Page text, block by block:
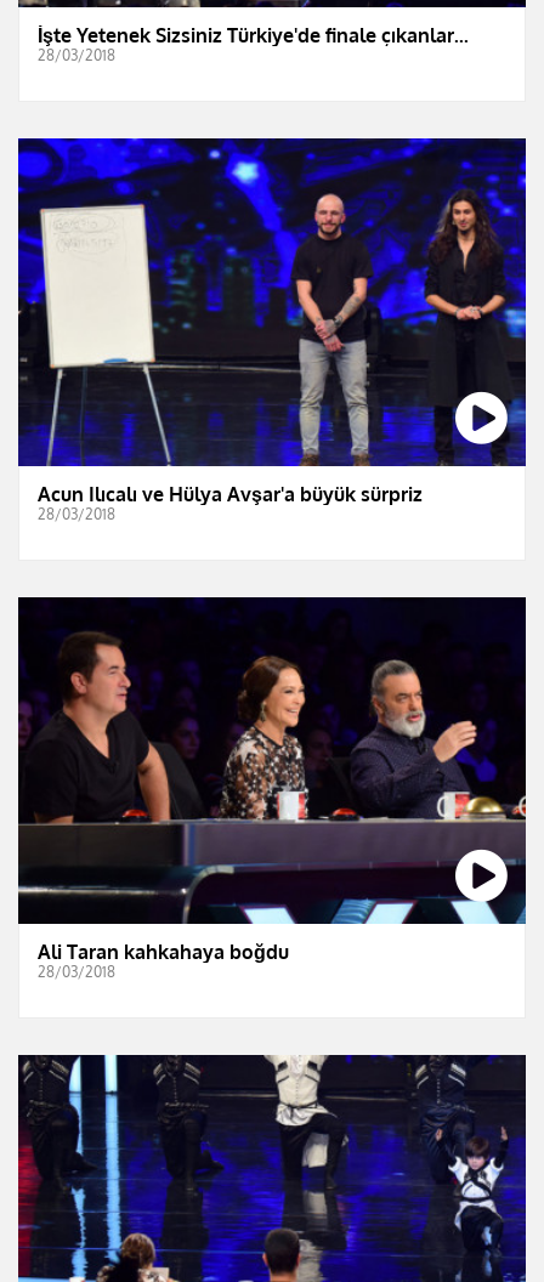
İşte Yetenek Sizsiniz Türkiye'de finale çıkanlar...
28/03/2018
Acun Ilıcalı ve Hülya Avşar'a büyük sürpriz
28/03/2018
Ali Taran kahkahaya boğdu
28/03/2018